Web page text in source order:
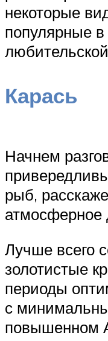
некоторые
популярные в
Карась
Начнем
рыб,
атмосферное
Лучше всего
золотистые
периоды
с
повышенном